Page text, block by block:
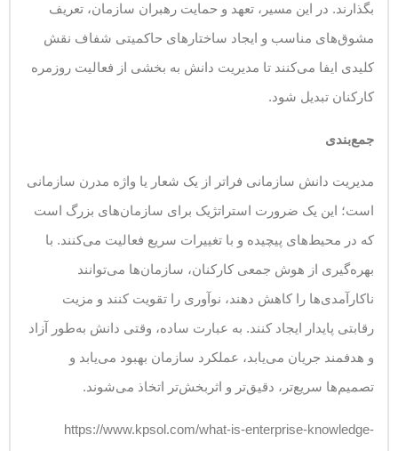
بگذارند. در این مسیر، تعهد و حمایت رهبران سازمان، تعریف
مشوق‌های مناسب و ایجاد ساختارهای حاکمیتی شفاف نقش
کلیدی ایفا می‌کنند تا مدیریت دانش به بخشی از فعالیت روزمره
کارکنان تبدیل شود.
جمع‌بندی
مدیریت دانش سازمانی فراتر از یک شعار یا واژه مدرن سازمانی
است؛ این یک ضرورت استراتژیک برای سازمان‌های بزرگ است
که در محیط‌های پیچیده و با تغییرات سریع فعالیت می‌کنند. با
بهره‌گیری از هوش جمعی کارکنان، سازمان‌ها می‌توانند
ناکارآمدی‌ها را کاهش دهند، نوآوری را تقویت کنند و مزیت
رقابتی پایدار ایجاد کنند. به عبارت ساده، وقتی دانش به‌طور آزاد
و هدفمند جریان می‌یابد، عملکرد سازمان بهبود می‌یابد و
تصمیم‌ها سریع‌تر، دقیق‌تر و اثربخش‌تر اتخاذ می‌شوند.
https://www.kpsol.com/what-is-enterprise-knowledge-